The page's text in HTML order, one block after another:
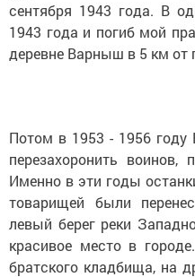
сентября 1943 года. В
1943 года и погиб мой
деревне Варныш в 5 км от
Потом в 1953 - 1956 году
перезахоронить воинов,
Именно в эти годы
товарищей были
левый берег реки
красивое место в
братского кладбища, на